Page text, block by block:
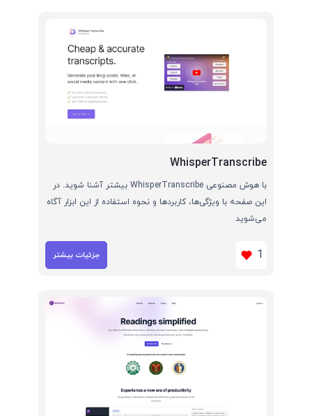
WhisperTranscribe
با هوش مصنوعی WhisperTranscribe بیشتر آشنا شوید. در
این صفحه با ویژگی‌ها، کاربردها و نحوه استفاده از این ابزار آگاه
می‌شوید
1 جزئیات بیشتر